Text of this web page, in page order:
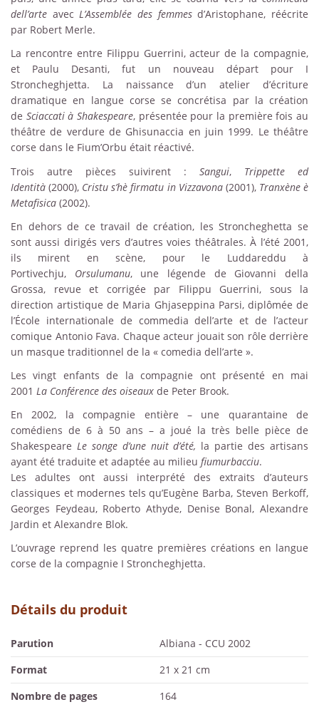
dell’arte avecL’Assemblée des femmesd’Aristophane, réécrite
par Robert Merle.
La rencontre entre Filippu Guerrini, acteur de la compagnie,
et Paulu Desanti, fut un nouveau départ pour I
Stroncheghjetta. La naissance d’un atelier d’écriture
dramatique en langue corse se concrétisa par la création
de Sciaccati à Shakespeare, présentée pour la première fois au
théâtre de verdure de Ghisunaccia en juin 1999. Le théâtre
corse dans le Fium’Orbu était réactivé.
Trois autre pièces suivirent : Sangui, Trippette ed
Identità (2000), Cristu s’hè firmatu in Vizzavona(2001), Tranxène è
Metafisica (2002).
En dehors de ce travail de création, les Stroncheghetta se
sont aussi dirigés vers d’autres voies théâtrales. À l’été 2001,
ils mirent en scène, pour le Luddareddu à
Portivechju, Orsulumanu, une légende de Giovanni della
Grossa, revue et corrigée par Filippu Guerrini, sous la
direction artistique de Maria Ghjaseppina Parsi, diplômée de
l’École internationale de commedia dell’arte et de l’acteur
comique Antonio Fava. Chaque acteur jouait son rôle derrière
un masque traditionnel de la « comedia dell’arte ».
Les vingt enfants de la compagnie ont présenté en mai
2001 La Conférence des oiseaux de Peter Brook.
En 2002, la compagnie entière – une quarantaine de
comédiens de 6 à 50 ans – a joué la très belle pièce de
Shakespeare Le songe d’une nuit d’été, la partie des artisans
ayant été traduite et adaptée au milieu fiumurbacciu.
Les adultes ont aussi interprété des extraits d’auteurs
classiques et modernes tels qu’Eugène Barba, Steven Berkoff,
Georges Feydeau, Roberto Athyde, Denise Bonal, Alexandre
Jardin et Alexandre Blok.
L’ouvrage reprend les quatre premières créations en langue
corse de la compagnie I Stroncheghjetta.
Détails du produit
Parution
Albiana - CCU 2002
Format
21 x 21 cm
Nombre de pages
164